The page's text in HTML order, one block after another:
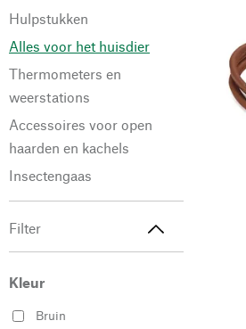
Hulpstukken
Alles voor het huisdier
Thermometers en
weerstations
Accessoires voor open
haarden en kachels
Insectengaas
Filter
Kleur
Bruin